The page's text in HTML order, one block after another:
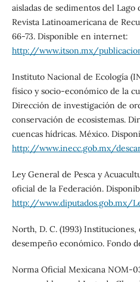
aisladas de sedimentos del Lago
Revista Latinoamericana de
66-73. Disponible en internet:
http://www.itson.mx/
Instituto Nacional de Ecología
físico y socio-económico de la
Dirección de investigación de
conservación de ecosistemas.
cuencas hídricas. México.
http://www.inecc.gob.mx/
Ley General de Pesca y
oficial de la Federación.
http://www.diputados.gob.mx/
North, D. C. (1993)
desempeño económico. Fondo
Norma Oficial Mexicana NOM-